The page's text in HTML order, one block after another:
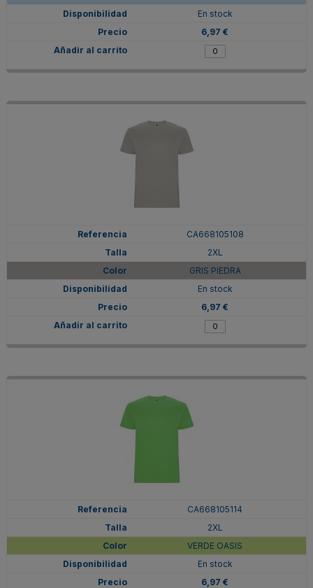
En stock
6,97 €
CA668105108
2XL
GRIS PIEDRA
En stock
6,97 €
CA668105114
2XL
VERDE OASIS
En stock
6,97 €